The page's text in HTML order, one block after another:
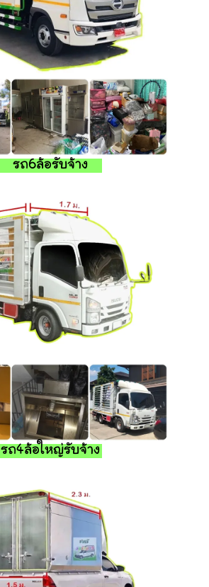
รถ6ล้อรับจ้าง
รถ4ล้อใหญ่รับจ้าง